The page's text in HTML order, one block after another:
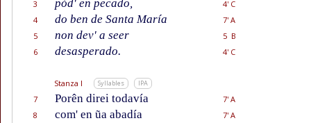
3
pód' en pecado,
4' C
4
do ben de Santa María
7' A
5
non dev' a seer
5 B
6
desasperado. 4' C
Stanza I Syllables IPA
7 Porên direi todavía
7' A
8
com' en ũa abadía
7' A